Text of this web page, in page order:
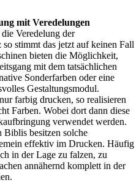
mit Veredelungen
Veredelung der
stimmt das jetzt auf keinen Fall
bieten die Möglichkeit,
mit dem tatsächlichen
Sonderfarben oder eine
Gestaltungsmodul.
farbig drucken, so realisieren
Farben. Wobei dort dann diese
verwendet werden.
besitzen solche
effektiv im Drucken. Häufig
in der Lage zu falzen, zu
annähernd komplett in der